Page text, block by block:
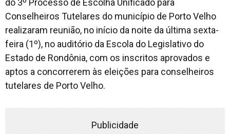
Conselheiros Tutelares do município de Porto Velho
realizaram reunião, no início da noite da última sexta-
feira (1º), no auditório da Escola do Legislativo do
Estado de Rondônia, com os inscritos aprovados e
aptos a concorrerem às eleições para conselheiros
tutelares de Porto Velho.
Publicidade